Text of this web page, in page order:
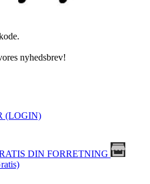
nyhedsbrev!
(LOGIN)
DIN FORRETNING